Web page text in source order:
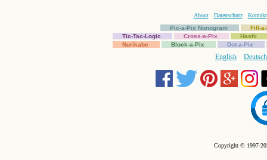
About Datenschutz
Kontakt
Pic-a-Pix Nonogram
Fill-
Tic-Tac-Logic
Cross-a-Pix
Hashi
Nurikabe
Block-a-Pix Dot-a-Pix
English Deutsch
Copyright © 1997-